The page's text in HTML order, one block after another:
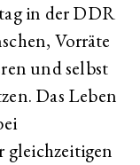
in der DDR
Vorräte
und selbst
Das Leben